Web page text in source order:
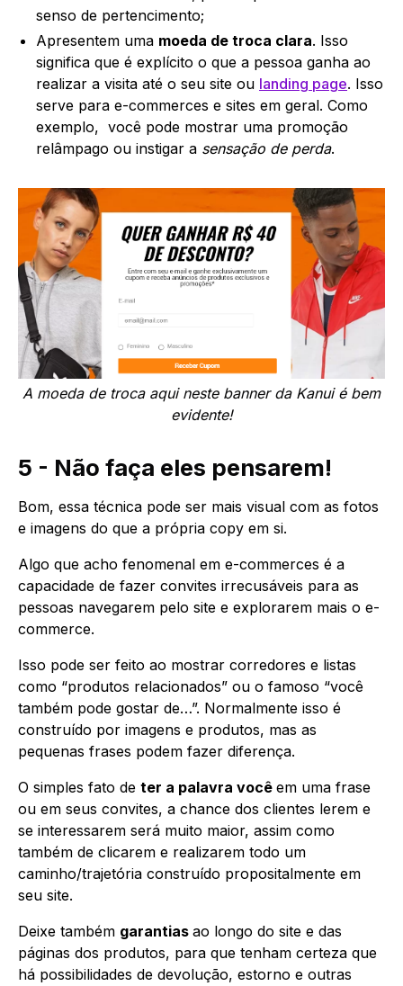
senso de pertencimento;
Apresentem uma moeda de troca clara. Isso
significa que é explícito o que a pessoa ganha ao
realizar a visita até o seu site ou landing page. Isso
serve para e-commerces e sites em geral. Como
exemplo, você pode mostrar uma promoção
relâmpago ou instigar a sensação de perda.
A moeda de troca aqui neste banner da Kanui é bem
evidente!
5 - Não faça eles pensarem!
Bom, essa técnica pode ser mais visual com as fotos
e imagens do que a própria copy em si.
Algo que acho fenomenal em e-commerces é a
capacidade de fazer convites irrecusáveis para as
pessoas navegarem pelo site e explorarem mais o e-
commerce.
Isso pode ser feito ao mostrar corredores e listas
como “produtos relacionados” ou o famoso “você
também pode gostar de…”. Normalmente isso é
construído por imagens e produtos, mas as
pequenas frases podem fazer diferença.
O simples fato de ter a palavra você em uma frase
ou em seus convites, a chance dos clientes lerem e
se interessarem será muito maior, assim como
também de clicarem e realizarem todo um
caminho/trajetória construído propositalmente em
seu site.
Deixe também garantias ao longo do site e das
páginas dos produtos, para que tenham certeza que
há possibilidades de devolução, estorno e outras